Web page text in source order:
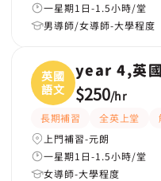
一星期1日-1.5小時/堂
男導師/女導師-大學程度
英國
語文
year 4,英
$250/hr
長期補習 全英上堂
上門補習-元朗
一星期1日-1.5小時/堂
女導師-大學程度